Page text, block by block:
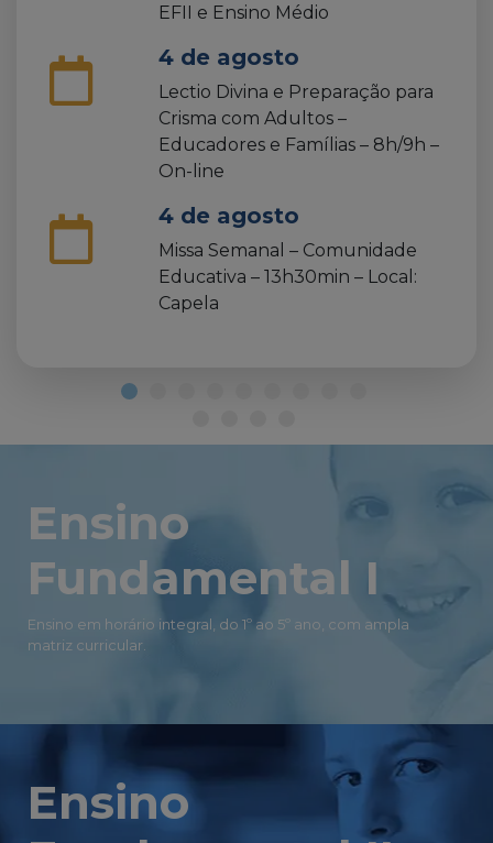
EFII e Ensino Médio
4 de agosto
Lectio Divina e Preparação para
Crisma com Adultos –
Educadores e Famílias – 8h/9h –
On-line
4 de agosto
Missa Semanal – Comunidade
Educativa – 13h30min – Local:
Capela
Ensino
Fundamental I
Ensino em horário integral, do 1º ao 5º ano, com ampla
matriz curricular.
Ensino